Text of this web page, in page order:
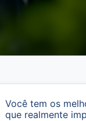
Você tem os
que realmente